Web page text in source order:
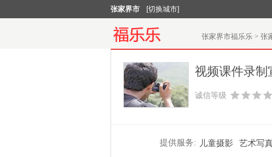
张家界市 [切换城市]
张家界市福乐乐 > 张
视频课件录制
诚信等级
提供服务: 儿童摄影 艺术写